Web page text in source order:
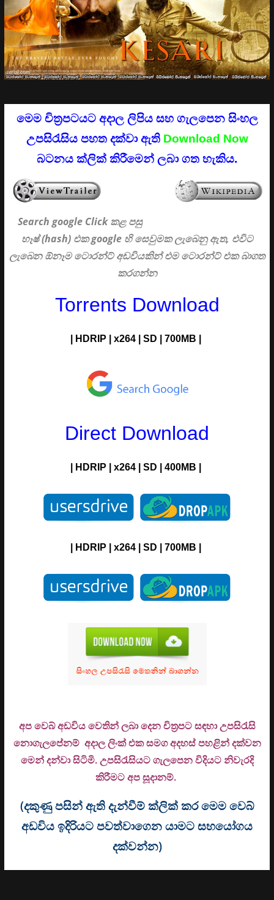
මෙම චිත්‍රපටයට අදාල ලිපිය සහ ගැලපෙන සිංහල
උපසිරැසිය පහත දක්වා ඇති Download Now
බටනය ක්ලික් කිරීමෙන් ලබා ගත හැකිය.
Search google Clickකළ පසු
හෑෂ් (hash) එක google හි සෙවුමක ලැබෙනු ඇත, එවිට
ලැබෙන ඕනෑම ටොරන්ට් අඩවියකින් එම ටොරන්ට් එක බාගත
කරගන්න
Torrents Download
HDRIP x264 SD 700MB |
Direct Download
HDRIP x264 SD 400MB |
HDRIP x264 SD 700MB |
අප වෙබ් අඩවිය වෙතින් ලබා දෙන චිත්‍රපට සඳහා උපසිරැසි
නොගැලපේනම් අදාල ලිංක් එක සමග අදහස් පහළින් දක්වන
මෙන් දන්වා සිටිමි. උපසිරැසියට ගැලපෙන විදියට නිවැරදි
කිරීමට අප සූදානම්.
(දකුණු පසින් ඇති දැන්වීම් ක්ලික් කර මෙම වෙබ්
අඩවිය ඉදිරියට පවත්වාගෙන යාමට සහයෝගය
දක්වන්න)